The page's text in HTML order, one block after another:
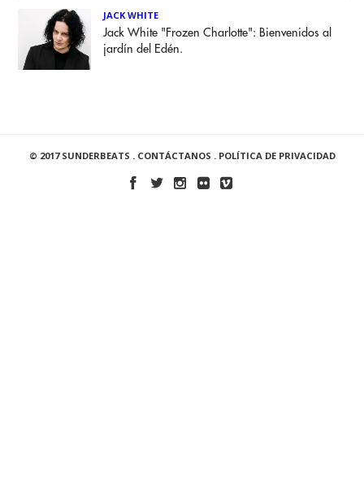
JACK WHITE
Jack White "Frozen Charlotte": Bienvenidos al
jardín del Edén.
© 2017 SUNDERBEATS . CONTÁCTANOS . POLÍTICA DE PRIVACIDAD